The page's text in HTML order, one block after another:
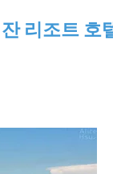
리조트 호텔